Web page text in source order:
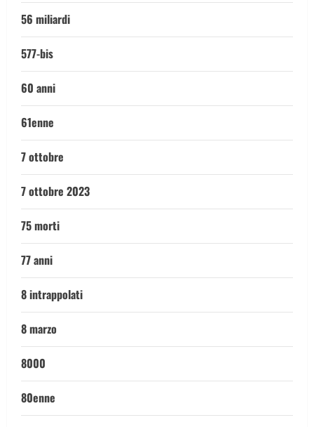
56 miliardi
577-bis
60 anni
61enne
7 ottobre
7 ottobre 2023
75 morti
77 anni
8 intrappolati
8 marzo
8000
80enne